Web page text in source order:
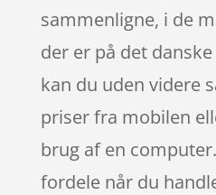
sammenligne, i de
der er på det
kan du uden videre
priser fra mobilen
brug af en
fordele når du